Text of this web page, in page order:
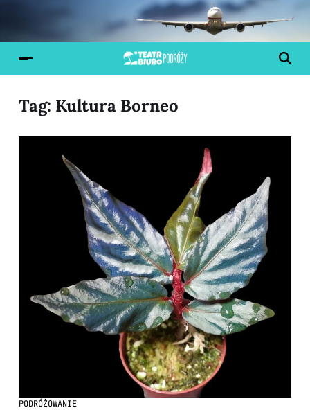
Tag: Kultura Borneo
PODRÓŻOWANIE